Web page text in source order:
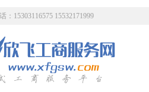
：15303116575 15532171999